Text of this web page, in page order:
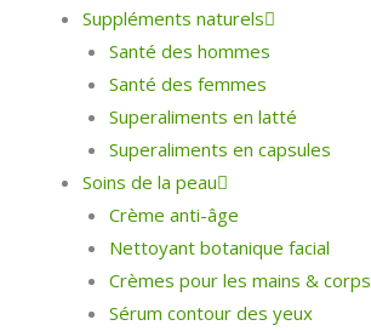
Suppléments naturels
Santé des hommes
Santé des femmes
Superaliments en latté
Superaliments en capsules
Soins de la peau
Crème anti-âge
Nettoyant botanique facial
Crèmes pour les mains & corps
Sérum contour des yeux